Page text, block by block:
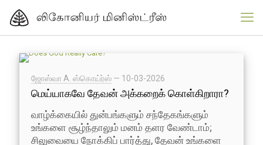
ஜோஸ்வா A. ஸ்கொய்ர்ஸ் — 10-03-2026
மெய்யாகவே தேவன் அக்கறைக் கொள்கிறாரா?
வாழ்க்கையில் துன்பங்களும் சந்தேகங்களும்
உங்களை சூழ்ந்தாலும் மனம் தளர வேண்டாம்;
சிலுவையை நோக்கிப் பார்த்து, தேவன் உங்களை